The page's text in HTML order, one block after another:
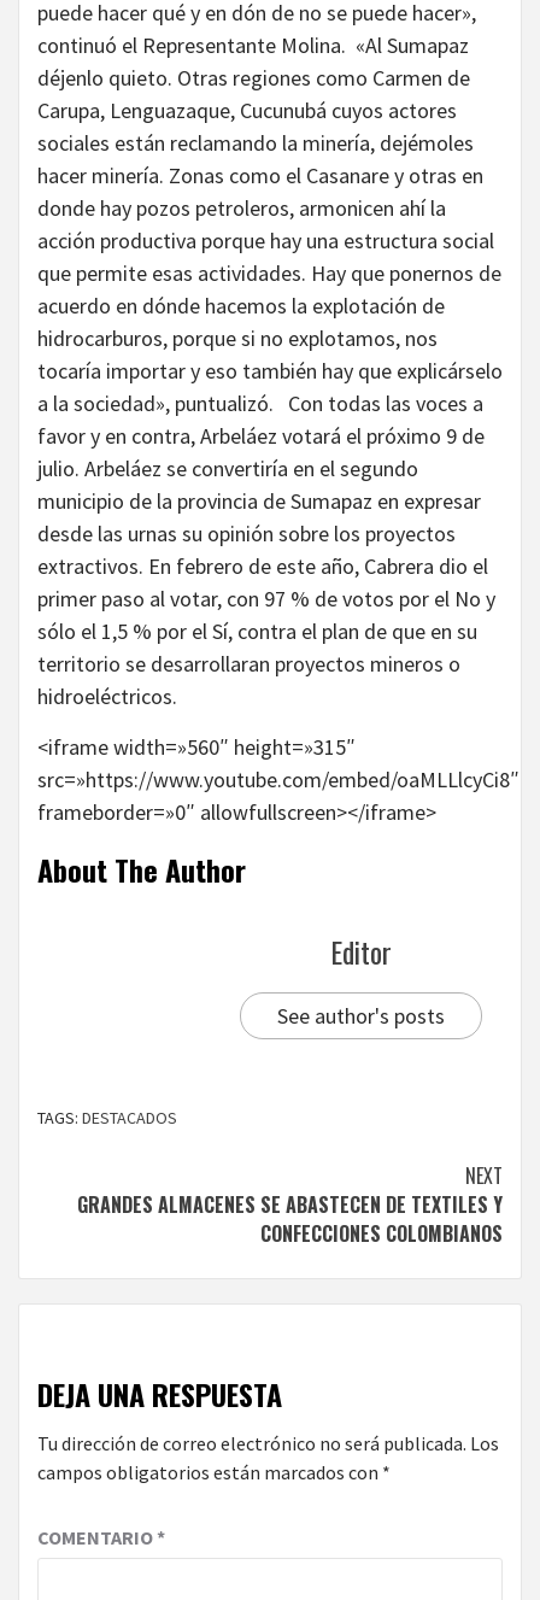
puede hacer qué y en dón de no se puede hacer»,
continuó el Representante Molina. «Al Sumapaz
déjenlo quieto. Otras regiones como Carmen de
Carupa, Lenguazaque, Cucunubá cuyos actores
sociales están reclamando la minería, dejémoles
hacer minería. Zonas como el Casanare y otras en
donde hay pozos petroleros, armonicen ahí la
acción productiva porque hay una estructura social
que permite esas actividades. Hay que ponernos de
acuerdo en dónde hacemos la explotación de
hidrocarburos, porque si no explotamos, nos
tocaría importar y eso también hay que explicárselo
a la sociedad», puntualizó. Con todas las voces a
favor y en contra, Arbeláez votará el próximo 9 de
julio. Arbeláez se convertiría en el segundo
municipio de la provincia de Sumapaz en expresar
desde las urnas su opinión sobre los proyectos
extractivos. En febrero de este año, Cabrera dio el
primer paso al votar, con 97 % de votos por el No y
sólo el 1,5 % por el Sí, contra el plan de que en su
territorio se desarrollaran proyectos mineros o
hidroeléctricos.
<iframe width=»560″ height=»315″
src=»https://www.youtube.com/embed/oaMLLlcyCi8″
frameborder=»0″ allowfullscreen></iframe>
About The Author
Editor
See author's posts
TAGS: DESTACADOS
Continue
Reading
NEXT
GRANDES ALMACENES SE ABASTECEN DE TEXTILES Y
CONFECCIONES COLOMBIANOS
DEJA UNA RESPUESTA
Tu dirección de correo electrónico no será publicada. Los
campos obligatorios están marcados con *
COMENTARIO*